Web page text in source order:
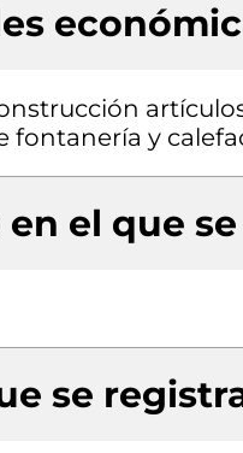
fontanería y
el que
se